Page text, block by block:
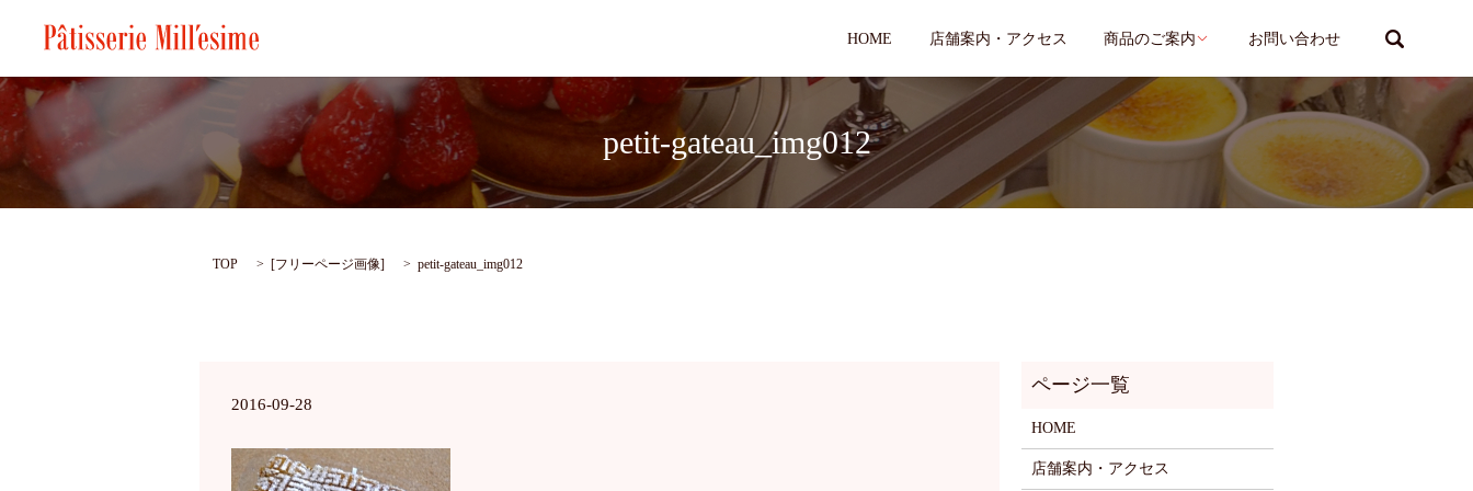
HOME 店舗案内・アクセス 商品のご案内 お問い合わせ
petit-gateau_img012
TOP [フリーページ画像] petit-gateau_img012
2016-09-28
HOME
店舗案内・アクセス